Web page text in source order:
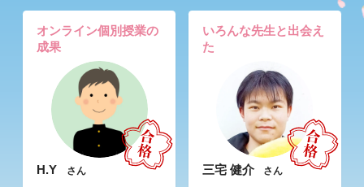
オンライン個別授業の
成果
H.Y さん
いろんな先生と出会え
た
三宅 健介 さん